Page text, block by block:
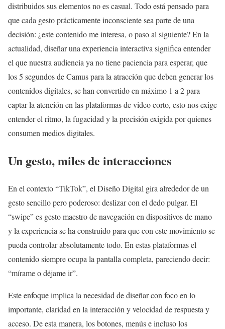
distribuidos sus elementos no es casual. Todo está pensado para
que cada gesto prácticamente inconsciente sea parte de una
decisión: ¿este contenido me interesa, o paso al siguiente? En la
actualidad, diseñar una experiencia interactiva significa entender
el que nuestra audiencia ya no tiene paciencia para esperar, que
los 5 segundos de Camus para la atracción que deben generar los
contenidos digitales, se han convertido en máximo 1 a 2 para
captar la atención en las plataformas de video corto, esto nos exige
entender el ritmo, la fugacidad y la precisión exigida por quienes
consumen medios digitales.
Un gesto, miles de interacciones
En el contexto “TikTok”, el Diseño Digital gira alrededor de un
gesto sencillo pero poderoso: deslizar con el dedo pulgar. El
“swipe” es gesto maestro de navegación en dispositivos de mano
y la experiencia se ha construido para que con este movimiento se
pueda controlar absolutamente todo. En estas plataformas el
contenido siempre ocupa la pantalla completa, pareciendo decir:
“mírame o déjame ir”.
Este enfoque implica la necesidad de diseñar con foco en lo
importante, claridad en la interacción y velocidad de respuesta y
acceso. De esta manera, los botones, menús e incluso los